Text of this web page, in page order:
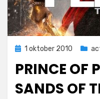
Geplaatst
1 oktober 2010
PRINCE OF
SANDS OF